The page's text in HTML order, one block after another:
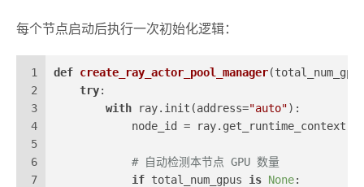
每个节点启动后执行一次初始化逻辑：
1
2
3
4
5
6
7
def create_ray_actor_pool_manager(
try:
with ray.init(address="auto"):
node_id =
# 自动检测本节点 GPU 数量
if total_num_gpus is None: